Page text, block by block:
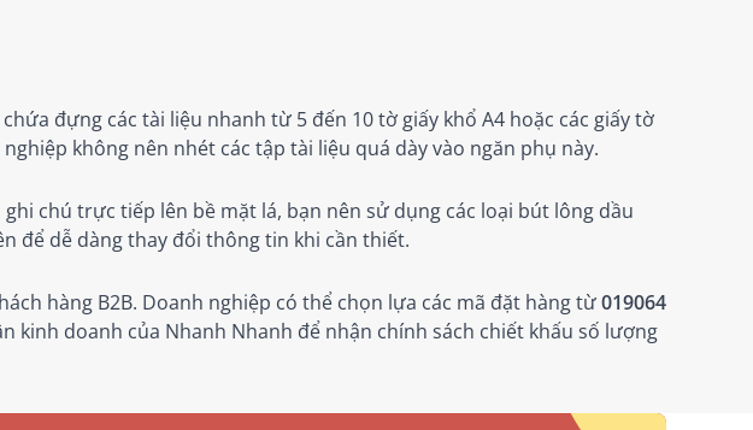
đựng các tài liệu nhanh từ 5 đến 10 tờ giấy khổ A4 hoặc các giấy tờ
không nên nhét các tập tài liệu quá dày vào ngăn phụ này.
chú trực tiếp lên bề mặt lá, bạn nên sử dụng các loại bút lông dầu
để dễ dàng thay đổi thông tin khi cần thiết.
hàng B2B. Doanh nghiệp có thể chọn lựa các mã đặt hàng từ019064
doanh của Nhanh Nhanh để nhận chính sách chiết khấu số lượng